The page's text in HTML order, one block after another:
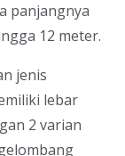
panjangnya
12 meter.
jenis
lebar
2 varian